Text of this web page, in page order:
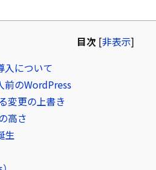
目次 [非表示]
入について
前のWordPress
変更の上書き
高さ
生